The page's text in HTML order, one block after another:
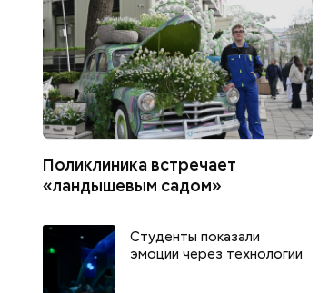
Поликлиника встречает
«ландышевым садом»
Студенты показали
эмоции через технологии